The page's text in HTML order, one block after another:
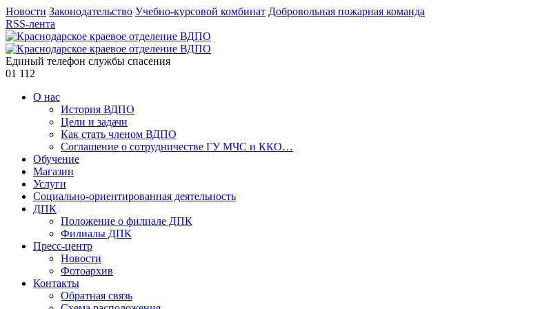
Новости Законодательство Учебно-курсовой комбинат Добровольная пожарная команда
RSS-лента
Единый телефон службы спасения
01 112
О нас
История ВДПО
Цели и задачи
Как стать членом ВДПО
Соглашение о сотрудничестве ГУ МЧС и ККО…
Обучение
Магазин
Услуги
Социально-ориентированная деятельность
ДПК
Положение о филиале ДПК
Филиалы ДПК
Пресс-центр
Новости
Фотоархив
Контакты
Обратная связь